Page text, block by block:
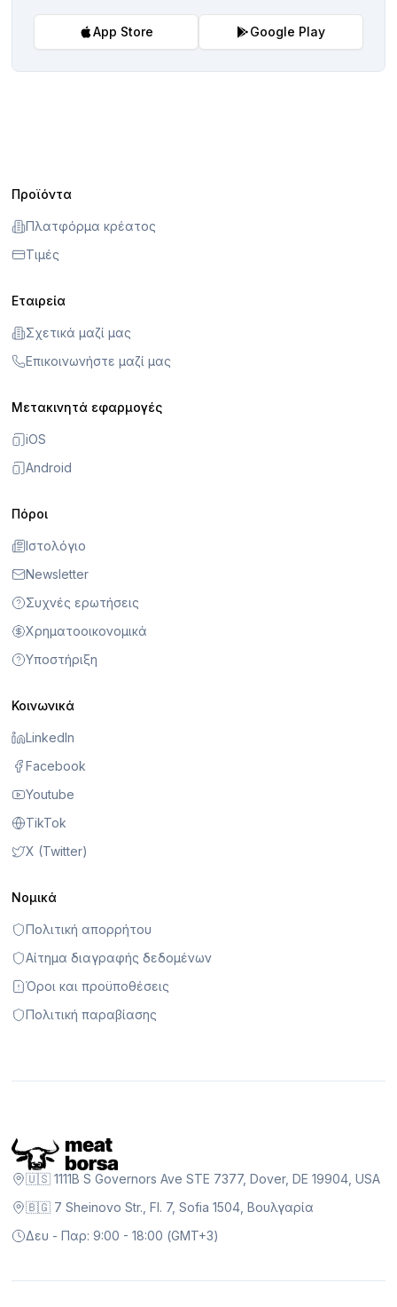
App Store Google Play
Προϊόντα
Πλατφόρμα κρέατος
Τιμές
Εταιρεία
Σχετικά μαζί μας
Επικοινωνήστε μαζί μας
Μετακινητά εφαρμογές
iOS
Android
Πόροι
Ιστολόγιο
Newsletter
Συχνές ερωτήσεις
Χρηματοοικονομικά
Υποστήριξη
Κοινωνικά
LinkedIn
Facebook
Youtube
TikTok
X (Twitter)
Νομικά
Πολιτική απορρήτου
Αίτημα διαγραφής δεδομένων
Όροι και προϋποθέσεις
Πολιτική παραβίασης
🇺🇸 1111B S Governors Ave STE 7377, Dover, DE 19904, USA
🇧🇬 7 Sheinovo Str., Fl. 7, Sofia 1504, Βουλγαρία
Δευ - Παρ: 9:00 - 18:00 (GMT+3)